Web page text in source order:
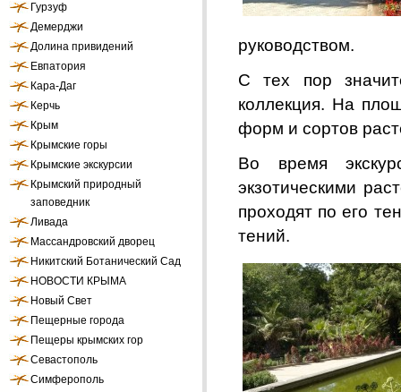
Гурзуф
Демерджи
Долина привидений
Евпатория
Кара-Даг
Керчь
Крым
Крымские горы
Крымские экскурсии
Крымский природный
заповедник
Ливада
Массандровский дворец
Никитский Ботанический Сад
НОВОСТИ КРЫМА
Новый Свет
Пещерные города
Пещеры крымских гор
Севастополь
Симферополь
руковод­ством.
С тех пор
коллекция. На
форм и сортов
Во время
экзотическими
проходят по его
тений.